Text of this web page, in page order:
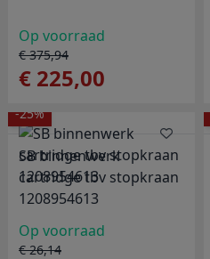
Op voorraad
€ 375,94
€ 225,00
-25%
SB binnenwerk
cartridge tbv stopkraan
1208954613
Op voorraad
€ 26,14